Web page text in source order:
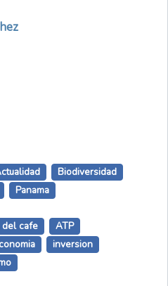
Biodiversidad
Panama
del cafe
ATP
inversion